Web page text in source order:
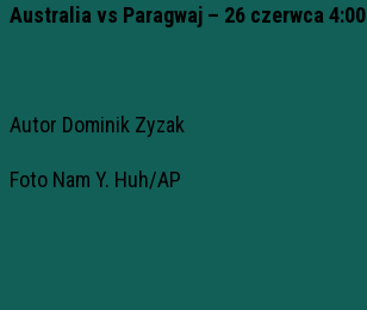
Australia vs Paragwaj – 26 czerwca 4:00
Autor Dominik Zyzak
Foto Nam Y. Huh/AP